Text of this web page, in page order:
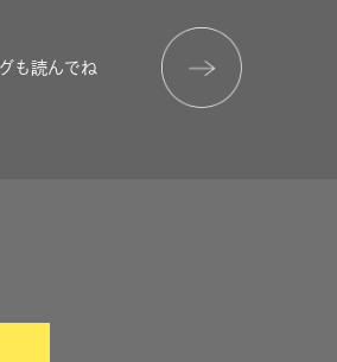
も読んでね